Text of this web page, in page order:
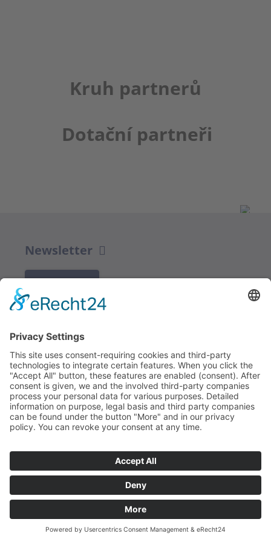
Kruh partnerů
Dotační partneři
Newsletter
Redakce bbkult.net
Centrum Bavaria Bohemia (CeBB)
Dr. Veronika Hofinger
Freyung 1, 92539 Schönsee
Tel.:+49 (0)9674 / 92 48 78
veronika.hofinger@cebb.de
bbkult.net
Ochrana osobních údajů